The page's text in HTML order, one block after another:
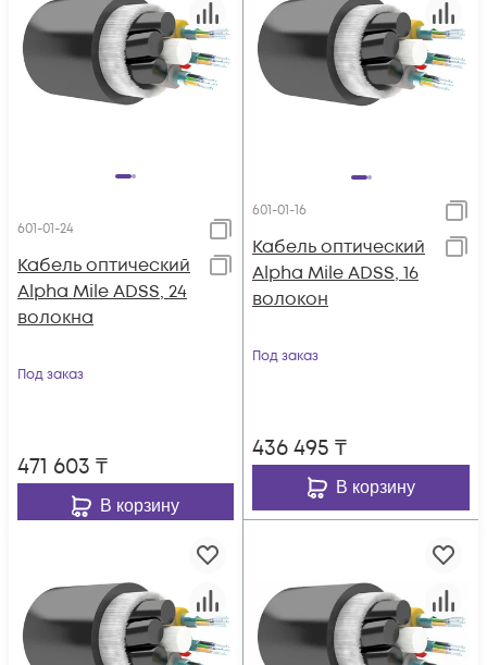
601-01-24
Кабель оптический
Alpha Mile ADSS, 24
волокна
Под заказ
471 603 ₸
В корзину
601-01-16
Кабель оптический
Alpha Mile ADSS, 16
волокон
Под заказ
436 495 ₸
В корзину